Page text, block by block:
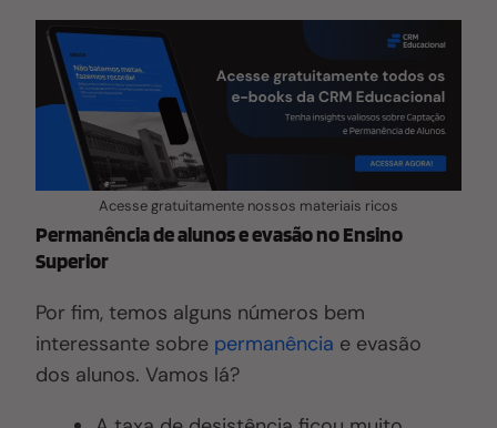
Acesse gratuitamente nossos materiais ricos
Permanência de alunos e evasão no Ensino
Superior
Por fim, temos alguns números bem
interessante sobre permanência e evasão
dos alunos. Vamos lá?